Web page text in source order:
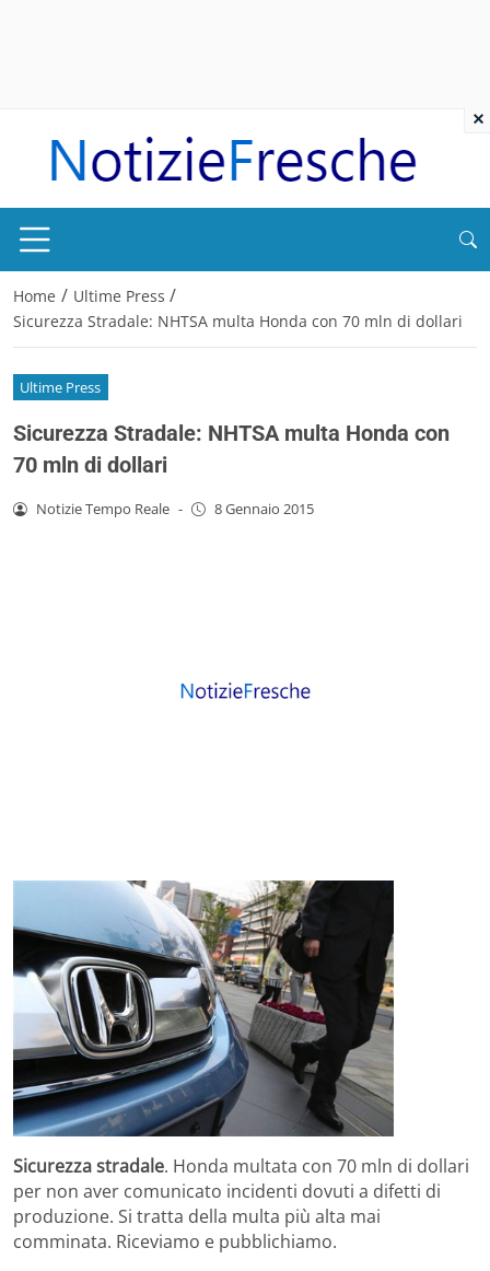
Home / Ultime Press /
Sicurezza Stradale: NHTSA multa Honda con 70 mln di dollari
Ultime Press
Sicurezza Stradale: NHTSA multa Honda con
70 mln di dollari
Notizie Tempo Reale - 8 Gennaio 2015
Sicurezza stradale. Honda multata con 70 mln di dollari
per non aver comunicato incidenti dovuti a difetti di
produzione. Si tratta della multa più alta mai
comminata. Riceviamo e pubblichiamo.
×